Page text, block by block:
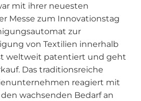
mit ihrer neuesten
Messe zum Innovationstag
zur
von Textilien innerhalb
weltweit patentiert und geht
Das traditionsreiche
reagiert mit
wachsenden Bedarf an